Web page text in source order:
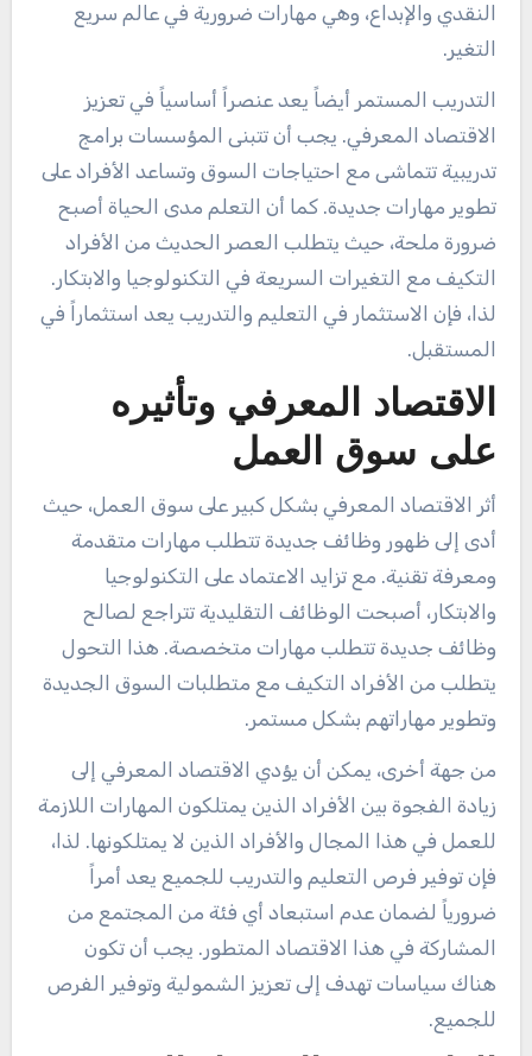
النقدي والإبداع، وهي مهارات ضرورية في عالم سريع
التغير.
التدريب المستمر أيضاً يعد عنصراً أساسياً في تعزيز
الاقتصاد المعرفي. يجب أن تتبنى المؤسسات برامج
تدريبية تتماشى مع احتياجات السوق وتساعد الأفراد على
تطوير مهارات جديدة. كما أن التعلم مدى الحياة أصبح
ضرورة ملحة، حيث يتطلب العصر الحديث من الأفراد
التكيف مع التغيرات السريعة في التكنولوجيا والابتكار.
لذا، فإن الاستثمار في التعليم والتدريب يعد استثماراً في
المستقبل.
الاقتصاد المعرفي وتأثيره
على سوق العمل
أثر الاقتصاد المعرفي بشكل كبير على سوق العمل، حيث
أدى إلى ظهور وظائف جديدة تتطلب مهارات متقدمة
ومعرفة تقنية. مع تزايد الاعتماد على التكنولوجيا
والابتكار، أصبحت الوظائف التقليدية تتراجع لصالح
وظائف جديدة تتطلب مهارات متخصصة. هذا التحول
يتطلب من الأفراد التكيف مع متطلبات السوق الجديدة
وتطوير مهاراتهم بشكل مستمر.
من جهة أخرى، يمكن أن يؤدي الاقتصاد المعرفي إلى
زيادة الفجوة بين الأفراد الذين يمتلكون المهارات اللازمة
للعمل في هذا المجال والأفراد الذين لا يمتلكونها. لذا،
فإن توفير فرص التعليم والتدريب للجميع يعد أمراً
ضرورياً لضمان عدم استبعاد أي فئة من المجتمع من
المشاركة في هذا الاقتصاد المتطور. يجب أن تكون
هناك سياسات تهدف إلى تعزيز الشمولية وتوفير الفرص
للجميع.